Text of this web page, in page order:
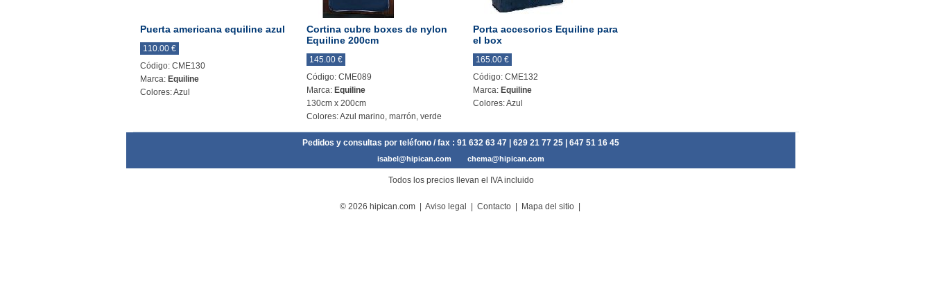
Puerta americana equiline azul
110.00 €
Código: CME130
Marca: Equiline
Colores: Azul
Cortina cubre boxes de nylon
Equiline 200cm
145.00 €
Código: CME089
Marca: Equiline
130cm x 200cm
Colores: Azul marino, marrón, verde
Porta accesorios Equiline para
el box
165.00 €
Código: CME132
Marca: Equiline
Colores: Azul
Pedidos y consultas por teléfono / fax : 91 632 63 47 | 629 21 77 25 | 647 51 16 45
isabel@hipican.com chema@hipican.com
Todos los precios llevan el IVA incluido
© 2026 hipican.com | Aviso legal Contacto| Mapa del sitio|